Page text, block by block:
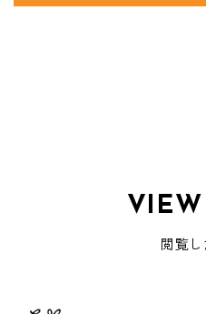
閲覧